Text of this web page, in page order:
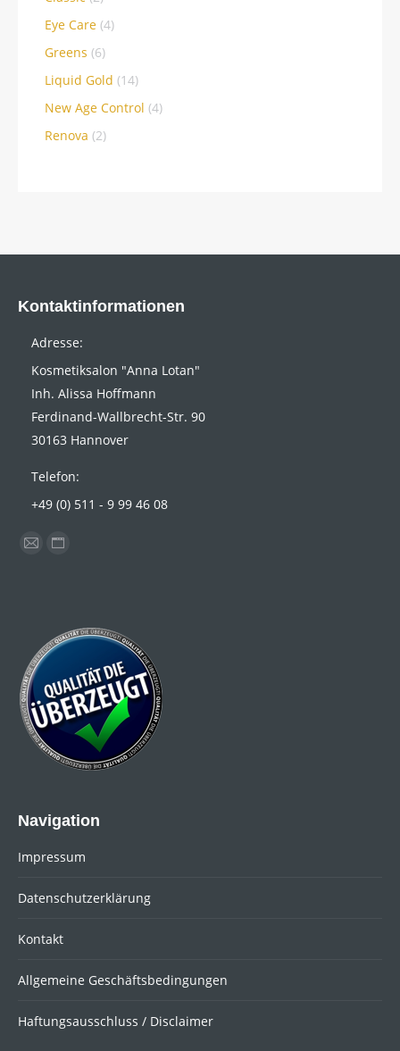
Eye Care (4)
Greens (6)
Liquid Gold (14)
New Age Control (4)
Renova (2)
Kontaktinformationen
Adresse:
Kosmetiksalon "Anna Lotan"
Inh. Alissa Hoffmann
Ferdinand-Wallbrecht-Str. 90
30163 Hannover
Telefon:
+49 (0) 511 - 9 99 46 08
Finden Sie uns auf:
E-
in
new
window
Website
new
window
Navigation
Impressum
Datenschutzerklärung
Kontakt
Allgemeine Geschäftsbedingungen
Haftungsausschluss / Disclaimer